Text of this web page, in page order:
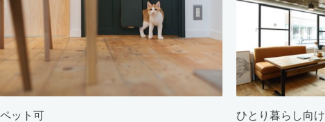
ペット可 ひとり暮らし向け